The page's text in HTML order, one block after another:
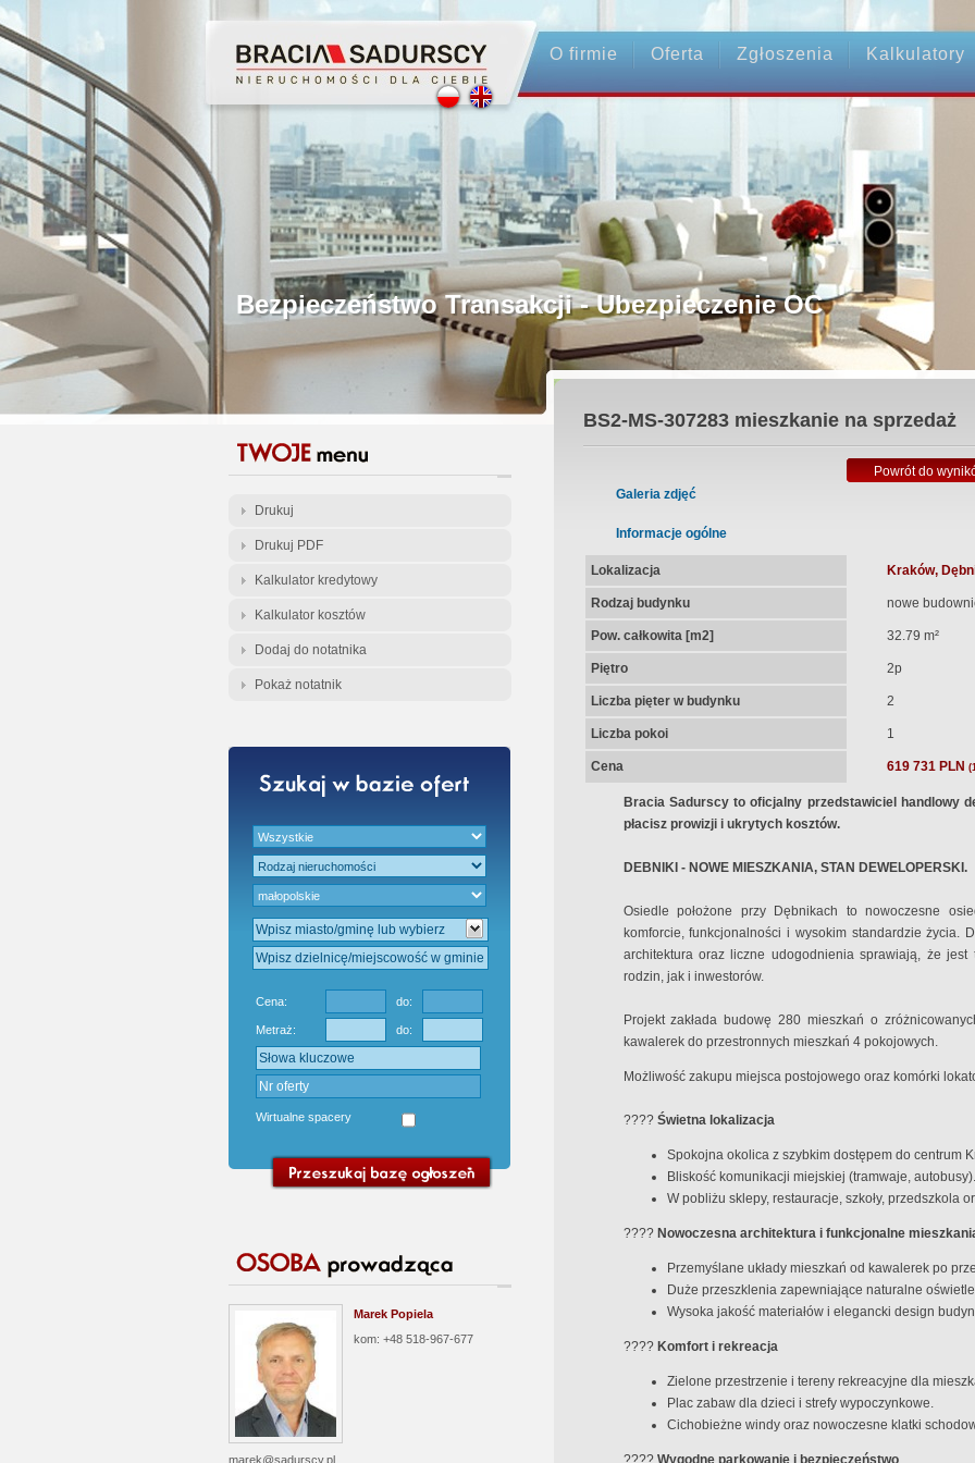
O firmie Oferta Zgłoszenia Kalkulatory
Profesjonalne Pośrednictwo
Bezpieczeństwo Transakcji - Ubezpieczenie OC
Licencjonowani Pośrednicy
Gwarancja Zwrotu Zadatku
Gratis - Przedwstępna Umowa Notarialna
Drukuj
Drukuj PDF
Kalkulator kredytowy
Kalkulator kosztów
Dodaj do notatnika
Pokaż notatnik
Cena: do:
Metraż: do:
Wirtualne spacery
Marek Popiela
kom: +48 518-967-677
marek@sadurscy.pl
BS2-MS-307283mieszkanie na sprzedaż
Powrót do
Galeria zdjęć
Informacje ogólne
Lokalizacja Kraków,
Rodzaj budynku nowe
Pow. całkowita [m2] 32.79 m²
Piętro 2p
Liczba pięter w budynku 2
Liczba pokoi 1
Cena 619 731 PLN
Bracia Sadurscy to oficjalny przedstawiciel handlowy
płacisz prowizji i ukrytych kosztów.
DEBNIKI - NOWE MIESZKANIA, STAN DEWELOPERSKI.
Osiedle położone przy Dębnikach to nowoczesne
komforcie, funkcjonalności i wysokim standardzie życia.
architektura oraz liczne udogodnienia sprawiają, że
rodzin, jak i inwestorów.
Projekt zakłada budowę 280 mieszkań o
kawalerek do przestronnych mieszkań 4 pokojowych.
Możliwość zakupu miejsca postojowego oraz komórki
???? Świetna lokalizacja
Spokojna okolica z szybkim dostępem do centrum
Bliskość komunikacji miejskiej (tramwaje, autobusy).
W pobliżu sklepy, restauracje, szkoły, przedszkola
???? Nowoczesna architektura i funkcjonalne
Przemyślane układy mieszkań od kawalerek po
Duże przeszklenia zapewniające naturalne
Wysoka jakość materiałów i elegancki design
???? Komfort i rekreacja
Zielone przestrzenie i tereny rekreacyjne dla
Plac zabaw dla dzieci i strefy wypoczynkowe.
Cichobieżne windy oraz nowoczesne klatki
???? Wygodne parkowanie i bezpieczeństwo